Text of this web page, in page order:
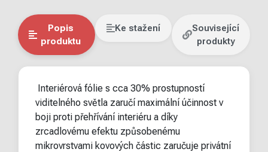
Popis
produktu
Ke stažení
Související
produkty
Interiérová fólie s cca 30% prostupností
viditelného světla zaručí maximální účinnost v
boji proti přehřívání interiéru a díky
zrcadlovému efektu způsobenému
mikrovrstvami kovových částic zaručuje privátní